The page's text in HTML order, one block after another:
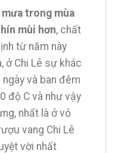
trong mùa
mùi hơn, chất
từ năm này
ở Chi Lê sự khác
và ban đêm
độ C và như vậy
nhất là ở vỏ
vang Chi Lê
vời nhất